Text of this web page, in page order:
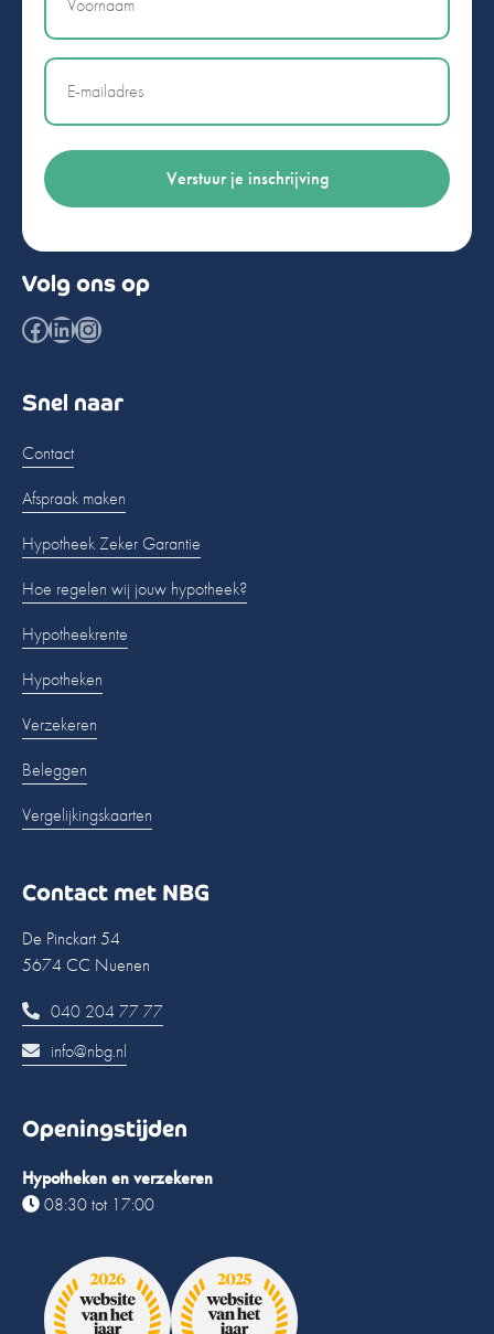
Email
Volg ons op
Facebook
LinkedIn
Instagram
Snel naar
Contact
Afspraak maken
Hypotheek Zeker Garantie
Hoe regelen wij jouw hypotheek?
Hypotheekrente
Hypotheken
Verzekeren
Beleggen
Vergelijkingskaarten
Contact met NBG
De Pinckart 54
5674 CC Nuenen
040 204 77 77
info@nbg.nl
Openingstijden
Hypotheken en verzekeren
08:30 tot 17:00